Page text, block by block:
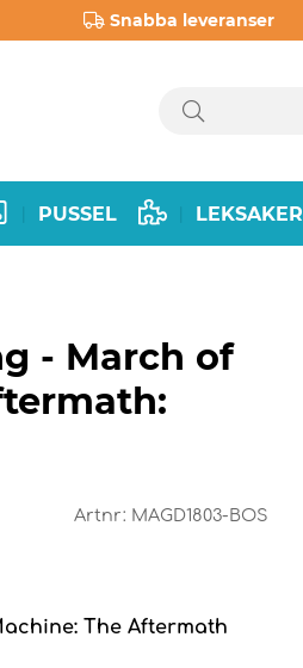
Snabba leveranser
PUSSEL LEKSAKER
- March of
Artnr: MAGD1803-BOS
The Aftermath